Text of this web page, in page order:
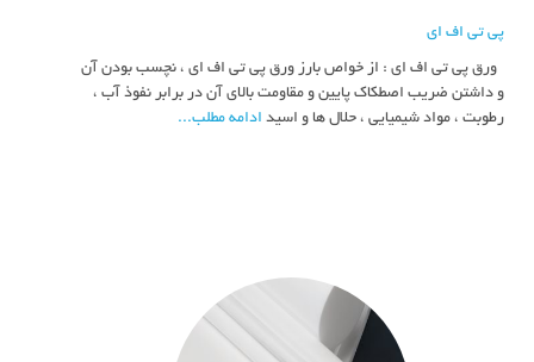
پی تی اف ای
ورق پی تی اف ای : از خواص بارز ورق پی تی اف ای ، نچسب بودن آن
و داشتن ضریب اصطکاک پایین و مقاومت بالای آن در برابر نفوذ آب ،
رطوبت ، مواد شیمیایی ، حلال ها و اسید ادامه مطلب...